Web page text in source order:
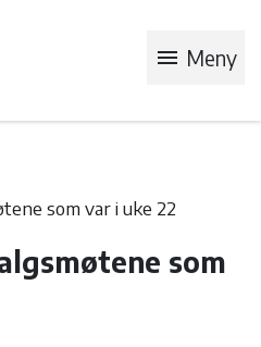
menu Meny
som var i uke 22
som